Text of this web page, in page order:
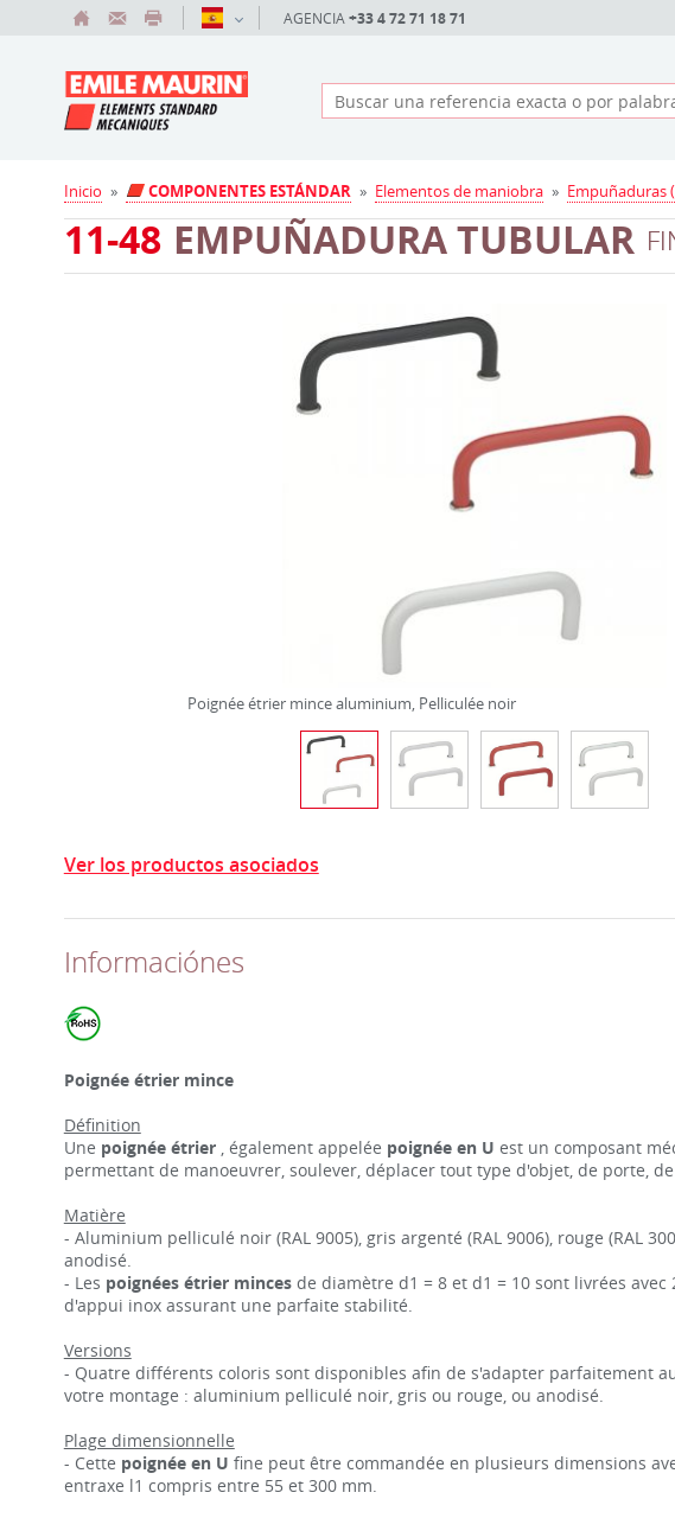
AGENCIA +33 4 72 71 18 71
Inicio » COMPONENTES ESTÁNDAR » Elementos de maniobra » Empuñaduras
11-48 EMPUÑADURA TUBULAR
Poignée étrier mince aluminium, Pelliculée noir
Ver los productos asociados
Informaciónes
Poignée étrier mince
Définition
Une poignée étrier, également appelée poignée en U est un composant
permettant de manoeuvrer, soulever, déplacer tout type d'objet, de porte,
Matière
- Aluminium pelliculé noir (RAL 9005), gris argenté (RAL 9006), rouge (RAL
anodisé.
- Les poignées étrier minces de diamètre d1 = 8 et d1 = 10 sont livrées avec
d'appui inox assurant une parfaite stabilité.
Versions
- Quatre différents coloris sont disponibles afin de s'adapter parfaitement
votre montage : aluminium pelliculé noir, gris ou rouge, ou anodisé.
Plage dimensionnelle
- Cette poignée en U fine peut être commandée en plusieurs dimensions
entraxe l1 compris entre 55 et 300 mm.